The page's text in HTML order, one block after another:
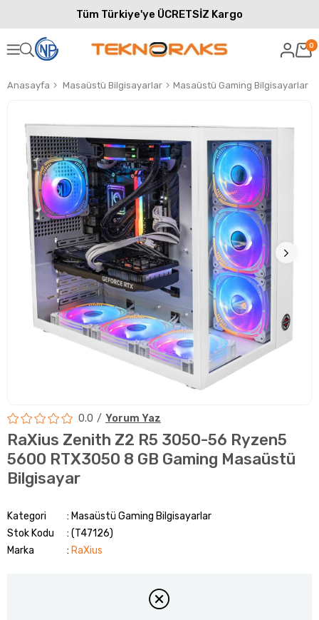
Tüm Türkiye'ye ÜCRETSİZ Kargo
0
Anasayfa Masaüstü Bilgisayarlar Masaüstü Gaming Bilgisayarlar
0.0 Yorum Yaz
RaXius Zenith Z2 R5 3050-56 Ryzen5
5600 RTX3050 8 GB Gaming Masaüstü
Bilgisayar
Kategori
Masaüstü Gaming Bilgisayarlar
Stok Kodu
(T47126)
Marka
: RaXius